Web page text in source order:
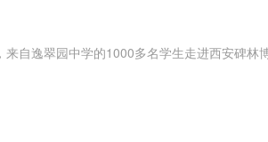
自逸翠园中学的1000多名学生走进西安碑林